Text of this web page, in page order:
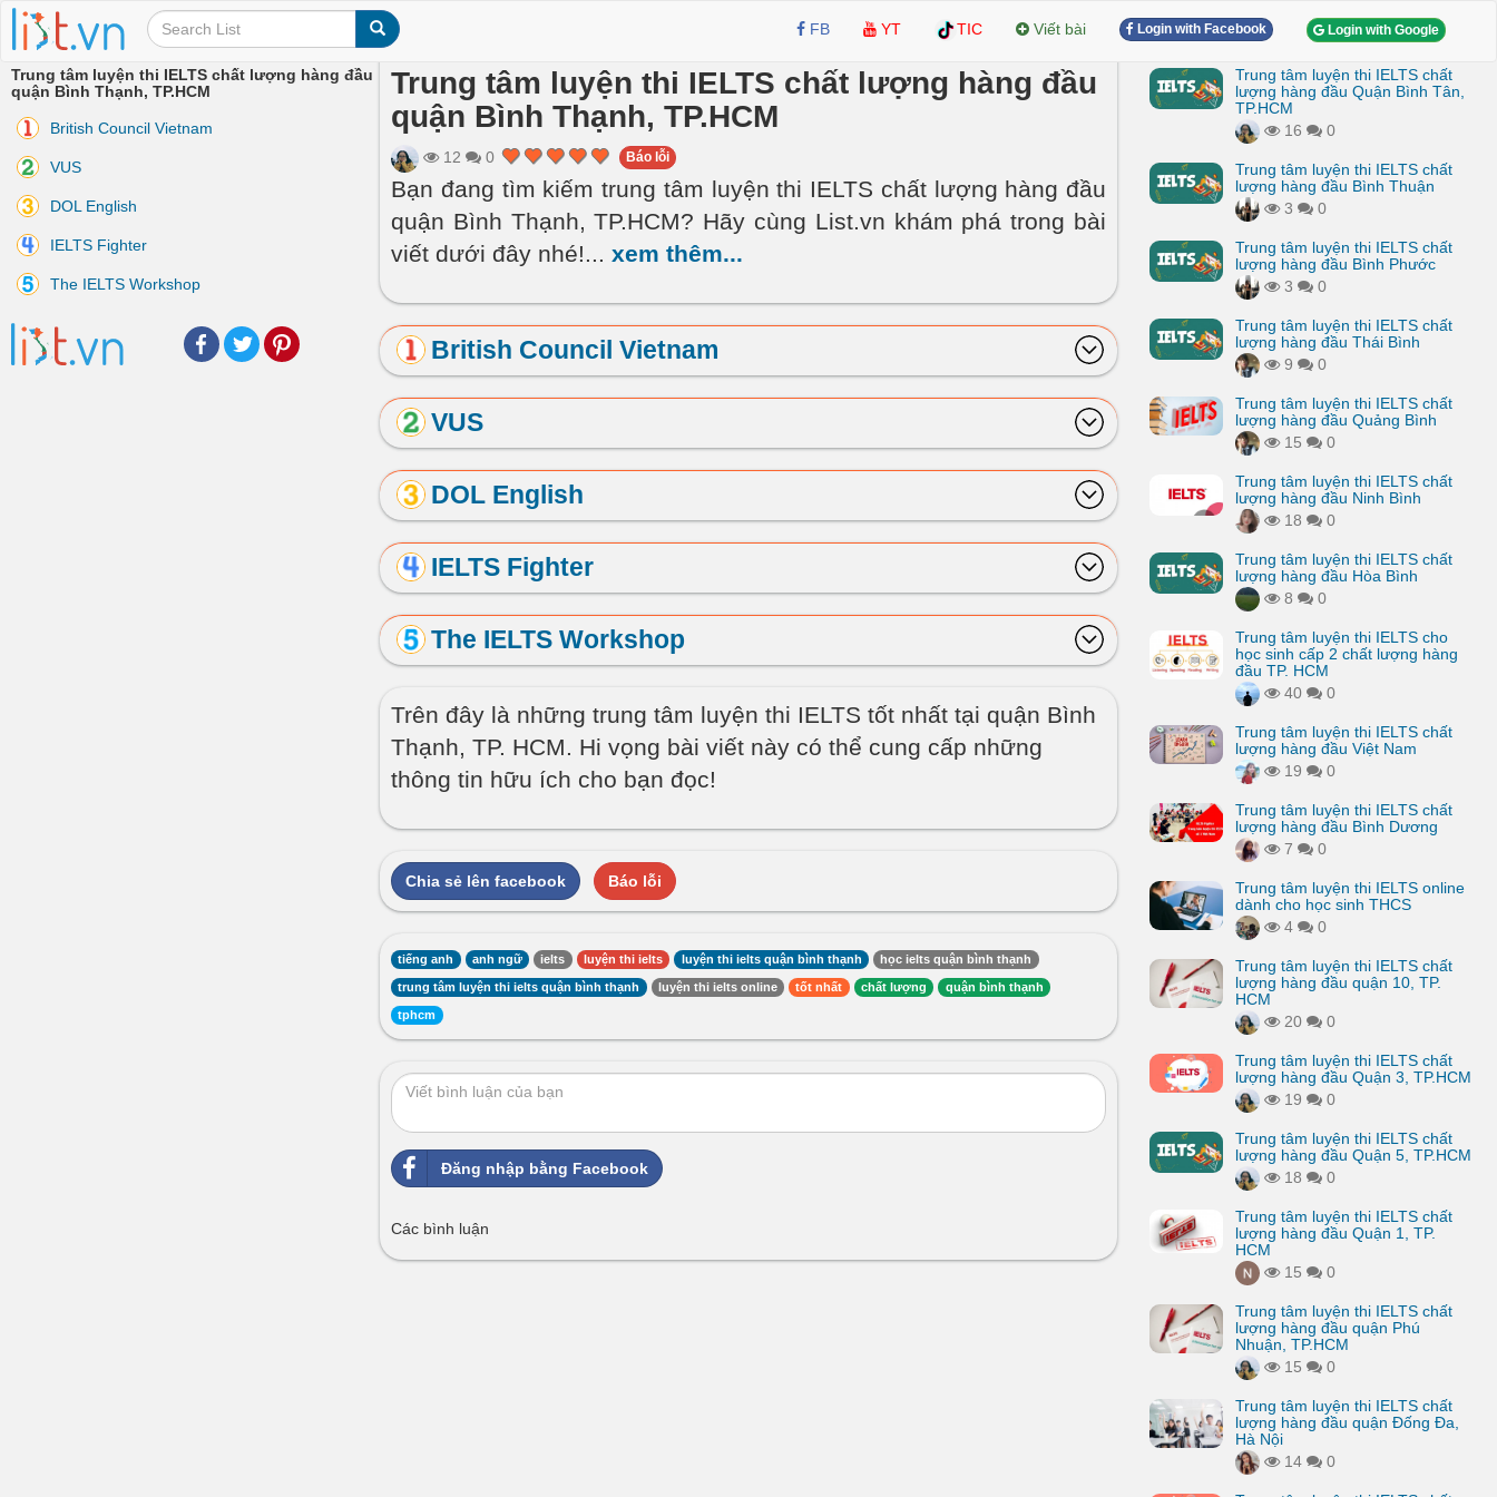
FB YT TIC Viết bài Login with Facebook Login with Google
Trung tâm luyện thi IELTS chất lượng hàng đầu
quận Bình Thạnh, TP.HCM
British Council Vietnam
VUS
DOL English
IELTS Fighter
The IELTS Workshop
Facebook
TwitterPinterest
Trung tâm luyện thi IELTS chất lượng hàng đầu
quận Bình Thạnh, TP.HCM
12 0 Báo lỗi
Bạn đang tìm kiếm trung tâm luyện thi IELTS chất lượng hàng đầu
quận Bình Thạnh, TP.HCM? Hãy cùng List.vn khám phá trong bài
viết dưới đây nhé!... xem thêm...
British Council Vietnam
VUS
DOL English
IELTS Fighter
The IELTS Workshop
Trên đây là những trung tâm luyện thi IELTS tốt nhất tại quận Bình
Thạnh, TP. HCM. Hi vọng bài viết này có thể cung cấp những
thông tin hữu ích cho bạn đọc!
Chia sẻ lên facebook Báo lỗi
tiếng anh anh ngữ ielts luyện thi ielts luyện thi ielts quận bình thạnh học ielts quận bình thạnh
trung tâm luyện thi ielts quận bình thạnh luyện thi ielts online tốt nhất chất lượng quận bình thạnh
tphcm
Đăng nhập bằng Facebook
Các bình luận
Trung tâm luyện thi IELTS chất
lượng hàng đầu Quận Bình Tân,
TP.HCM
16
0
Trung tâm luyện thi IELTS chất
lượng hàng đầu Bình Thuận
3
0
Trung tâm luyện thi IELTS chất
lượng hàng đầu Bình Phước
3
0
Trung tâm luyện thi IELTS chất
lượng hàng đầu Thái Bình
9
0
Trung tâm luyện thi IELTS chất
lượng hàng đầu Quảng Bình
15
0
Trung tâm luyện thi IELTS chất
lượng hàng đầu Ninh Bình
18
0
Trung tâm luyện thi IELTS chất
lượng hàng đầu Hòa Bình
8
0
Trung tâm luyện thi IELTS cho
học sinh cấp 2 chất lượng hàng
đầu TP. HCM
40
0
Trung tâm luyện thi IELTS chất
lượng hàng đầu Việt Nam
19
0
Trung tâm luyện thi IELTS chất
lượng hàng đầu Bình Dương
7
0
Trung tâm luyện thi IELTS online
dành cho học sinh THCS
4
0
Trung tâm luyện thi IELTS chất
lượng hàng đầu quận 10, TP.
HCM
20
0
Trung tâm luyện thi IELTS chất
lượng hàng đầu Quận 3, TP.HCM
19
0
Trung tâm luyện thi IELTS chất
lượng hàng đầu Quận 5, TP.HCM
18
0
Trung tâm luyện thi IELTS chất
lượng hàng đầu Quận 1, TP.
HCM
15
0
Trung tâm luyện thi IELTS chất
lượng hàng đầu quận Phú
Nhuận, TP.HCM
15
0
Trung tâm luyện thi IELTS chất
lượng hàng đầu quận Đống Đa,
Hà Nội
14
0